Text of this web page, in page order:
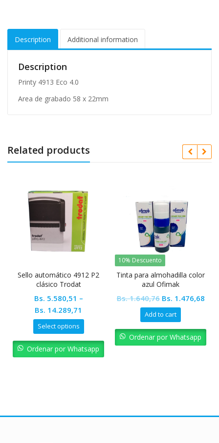
Description Additional information
Description
Printy 4913 Eco 4.0
Area de grabado 58 x 22mm
Related products
Sello automático 4912 P2
clásico Trodat
Bs.5.580,51 –
Bs.14.289,71
Select options
Ordenar por Whatsapp
10% Descuento
Tinta para almohadilla color
azul Ofimak
Bs.1.640,76 Original
price
was:
Bs. 1.640,76.
Bs.1.476,68
Bs.
Add to cart
Ordenar por Whatsapp